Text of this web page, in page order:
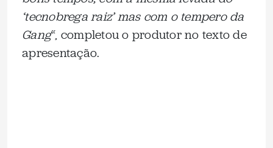
‘tecnobrega raiz’ mas com o tempero da
Gang“, completou o produtor no texto de
apresentação.